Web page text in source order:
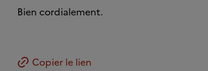
Bien cordialement.
Copier le lien